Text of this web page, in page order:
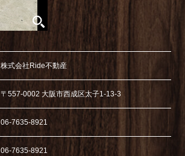
株式会社Ride不動産
〒557-0002 大阪市西成区太子1-13-3
06-7635-8921
06-7635-8921